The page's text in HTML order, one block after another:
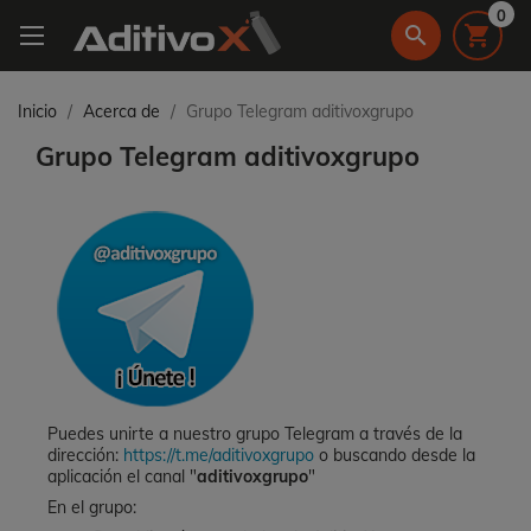
search 
0
Inicio Acerca de Grupo Telegram aditivoxgrupo
Grupo Telegram aditivoxgrupo
Puedes unirte a nuestro grupo Telegram a través de la
dirección: https://t.me/aditivoxgrupo o buscando desde la
aplicación el canal "aditivoxgrupo"
En el grupo: